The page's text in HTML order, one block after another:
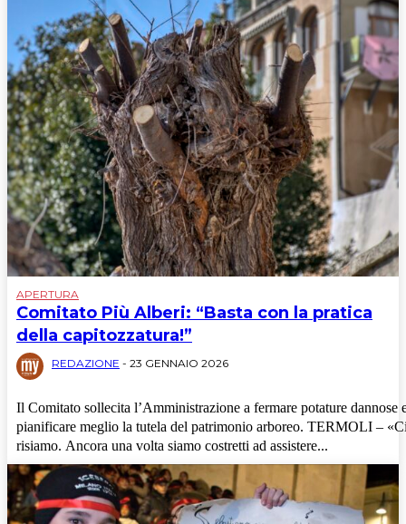
APERTURA
Comitato Più Alberi: “Basta con la pratica
della capitozzatura!”
REDAZIONE - 23 GENNAIO 2026
Il Comitato sollecita l’Amministrazione a fermare potature dannose
pianificare meglio la tutela del patrimonio arboreo. TERMOLI – «Ci
risiamo. Ancora una volta siamo costretti ad assistere...